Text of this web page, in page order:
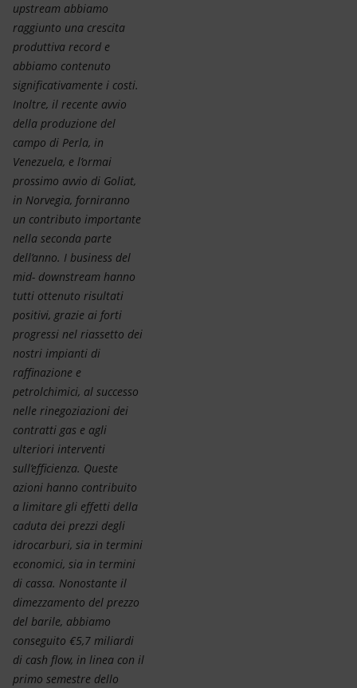
upstream abbiamo
raggiunto una crescita
produttiva record e
abbiamo contenuto
significativamente i costi.
Inoltre, il recente avvio
della produzione del
campo di Perla, in
Venezuela, e l’ormai
prossimo avvio di Goliat,
in Norvegia, forniranno
un contributo importante
nella seconda parte
dell’anno. I business del
mid- downstream hanno
tutti ottenuto risultati
positivi, grazie ai forti
progressi nel riassetto dei
nostri impianti di
raffinazione e
petrolchimici, al successo
nelle rinegoziazioni dei
contratti gas e agli
ulteriori interventi
sull’efficienza. Queste
azioni hanno contribuito
a limitare gli effetti della
caduta dei prezzi degli
idrocarburi, sia in termini
economici, sia in termini
di cassa. Nonostante il
dimezzamento del prezzo
del barile, abbiamo
conseguito €5,7 miliardi
di cash flow, in linea con il
primo semestre dello